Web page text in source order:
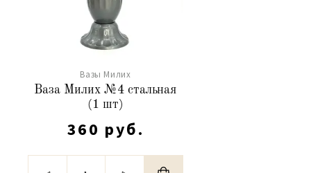
Вазы Милих
Ваза Милих №4 стальная
(1 шт)
360 руб.